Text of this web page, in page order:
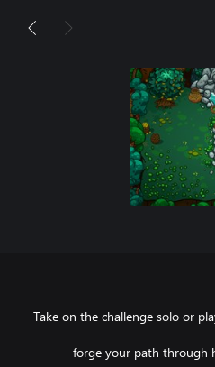
Take on the challenge solo or
forge your path through